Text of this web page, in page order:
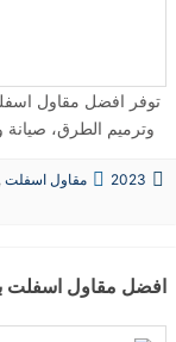
توفر افضل مقاول
وترميم الطرق، صيانة
بصبيا وجازان.
في صبيا،
2023 مقاول اسفلت ,
افضل مقاول اسفلت